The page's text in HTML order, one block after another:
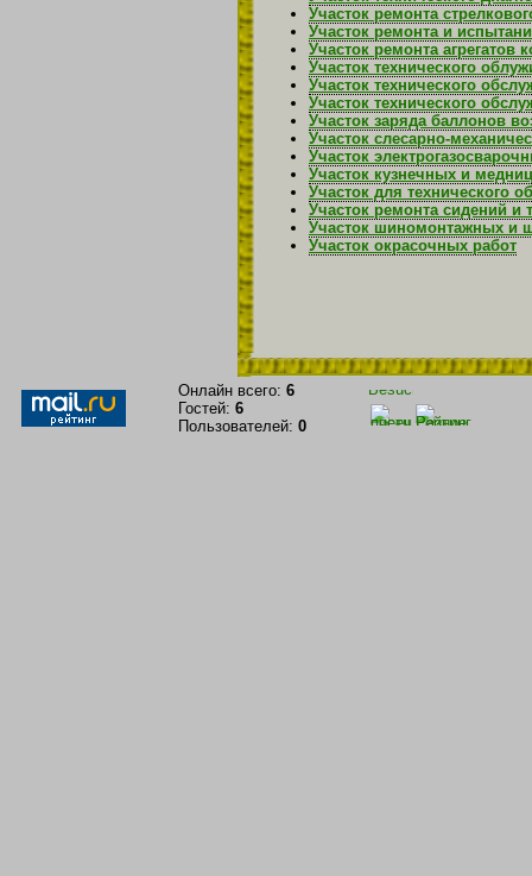
Участок ремонта
Участок ремонта и
Участок ремонта агрегатов
Участок технического
Участок технического
Участок технического
Участок заряда баллонов
Участок слесарно-
Участок
Участок кузнечных и
Участок для технического
Участок ремонта сидений и
Участок шиномонтажных и
Участок окрасочных работ
Онлайн всего: 6
Гостей: 6
Пользователей: 0